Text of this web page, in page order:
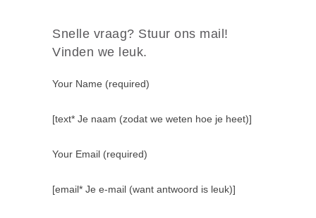
Snelle vraag? Stuur ons mail!
Vinden we leuk.
Your Name (required)
[text* Je naam (zodat we weten hoe je heet)]
Your Email (required)
[email* Je e-mail (want antwoord is leuk)]